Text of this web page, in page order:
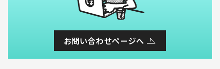
お問い合わせページへ